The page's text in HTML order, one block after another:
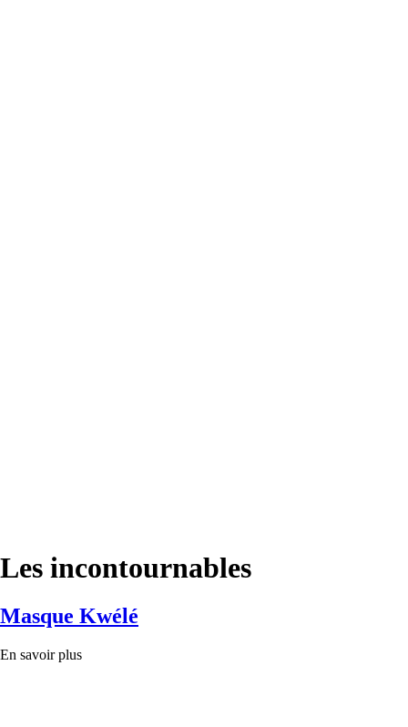
Les incontournables
Masque Kwélé
En savoir plus